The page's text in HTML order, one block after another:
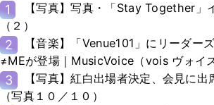
1
【写真】写真・「Stay Together」
（２）
2
【音楽】「Venue101」にリーダー
≠MEが登場｜MusicVoice（vois ヴォイス
3
【写真】紅白出場者決定、会見に出
（写真１０／１０）